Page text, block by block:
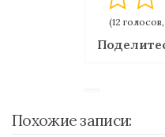
(12
Похожие записи: